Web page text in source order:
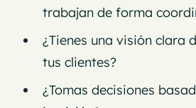
trabajan de forma
¿Tienes una visión clara
tus clientes?
¿Tomas decisiones